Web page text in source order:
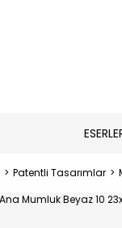
Patentli Tasarımlar